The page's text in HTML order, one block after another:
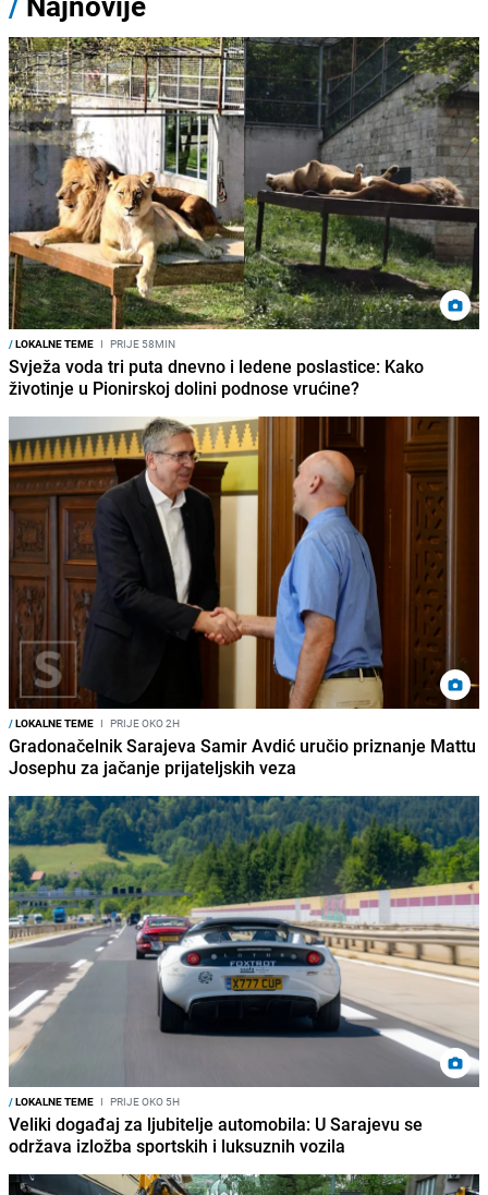
/LOKALNE TEME I PRIJE 58MIN
Svježa voda tri puta dnevno i ledene poslastice: Kako
životinje u Pionirskoj dolini podnose vrućine?
/LOKALNE TEME I PRIJE OKO 2H
Gradonačelnik Sarajeva Samir Avdić uručio priznanje Mattu
Josephu za jačanje prijateljskih veza
/LOKALNE TEME I PRIJE OKO 5H
Veliki događaj za ljubitelje automobila: U Sarajevu se
održava izložba sportskih i luksuznih vozila